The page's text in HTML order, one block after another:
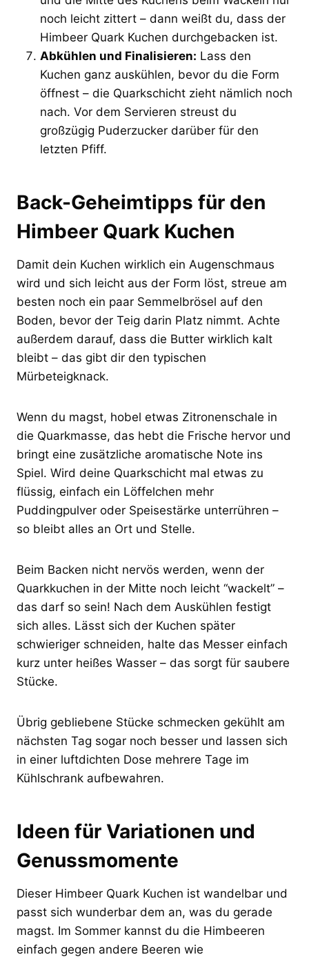
noch leicht zittert – dann weißt du, dass der
Himbeer Quark Kuchen durchgebacken ist.
Abkühlen und Finalisieren: Lass den
Kuchen ganz auskühlen, bevor du die Form
öffnest – die Quarkschicht zieht nämlich noch
nach. Vor dem Servieren streust du
großzügig Puderzucker darüber für den
letzten Pfiff.
Back-Geheimtipps für den
Himbeer Quark Kuchen
Damit dein Kuchen wirklich ein Augenschmaus
wird und sich leicht aus der Form löst, streue am
besten noch ein paar Semmelbrösel auf den
Boden, bevor der Teig darin Platz nimmt. Achte
außerdem darauf, dass die Butter wirklich kalt
bleibt – das gibt dir den typischen
Mürbeteigknack.
Wenn du magst, hobel etwas Zitronenschale in
die Quarkmasse, das hebt die Frische hervor und
bringt eine zusätzliche aromatische Note ins
Spiel. Wird deine Quarkschicht mal etwas zu
flüssig, einfach ein Löffelchen mehr
Puddingpulver oder Speisestärke unterrühren –
so bleibt alles an Ort und Stelle.
Beim Backen nicht nervös werden, wenn der
Quarkkuchen in der Mitte noch leicht “wackelt” –
das darf so sein! Nach dem Auskühlen festigt
sich alles. Lässt sich der Kuchen später
schwieriger schneiden, halte das Messer einfach
kurz unter heißes Wasser – das sorgt für saubere
Stücke.
Übrig gebliebene Stücke schmecken gekühlt am
nächsten Tag sogar noch besser und lassen sich
in einer luftdichten Dose mehrere Tage im
Kühlschrank aufbewahren.
Ideen für Variationen und
Genussmomente
Dieser Himbeer Quark Kuchen ist wandelbar und
passt sich wunderbar dem an, was du gerade
magst. Im Sommer kannst du die Himbeeren
einfach gegen andere Beeren wie